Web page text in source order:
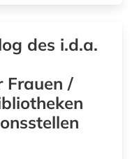
des i.d.a.
Frauen /